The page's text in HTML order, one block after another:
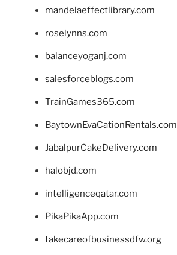
mandelaeffectlibrary.com
roselynns.com
balanceyoganj.com
salesforceblogs.com
TrainGames365.com
BaytownEvaCationRentals.com
JabalpurCakeDelivery.com
halobjd.com
intelligenceqatar.com
PikaPikaApp.com
takecareofbusinessdfw.org